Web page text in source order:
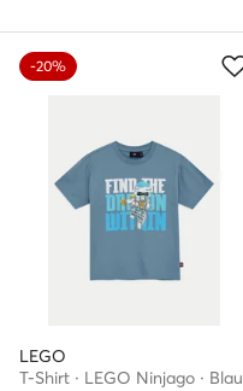
-20%
LEGO
T-Shirt · LEGO Ninjago · Blau